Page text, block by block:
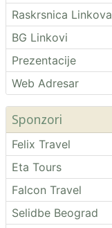
Raskrsnica Linkova
BG Linkovi
Prezentacije
Web Adresar
Sponzori
Felix Travel
Eta Tours
Falcon Travel
Selidbe Beograd